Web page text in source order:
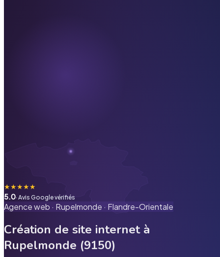
★★★★★
5.0· Avis Google vérifiés
Agence web · Rupelmonde · Flandre-Orientale
Création de site internet à
Rupelmonde (9150)